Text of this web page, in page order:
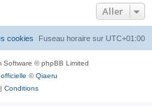
c
e
Aller
Fuseau horaire sur UTC+01:00
cookies
Software © phpBB Limited
©Qiaeru
| Conditions